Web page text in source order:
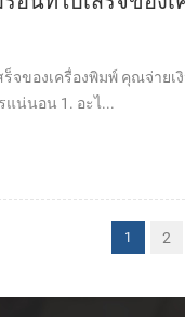
ร็จของเครื่องพิมพ์ คุณจ่
แน่นอน 1. อะไ...
1 2